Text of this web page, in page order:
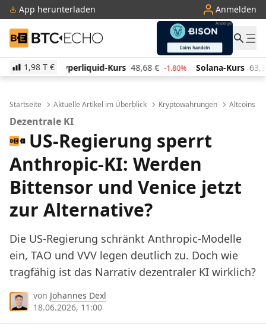
App herunterladen Anmelden
BTC-ECHO
1,98 T €
Kurs 48,68 -1.80% Solana-Kurs 63,36 € -0.80% TRON-Kurs
Startseite Aktuelle Artikel im Überblick Kryptowährungen Altcoins
Dezentrale KI
US-Regierung sperrt
Anthropic-KI: Werden
Bittensor und Venice jetzt
zur Alternative?
Die US-Regierung schränkt Anthropic-Modelle
ein, TAO und VVV legen deutlich zu. Doch wie
tragfähig ist das Narrativ dezentraler KI wirklich?
von Johannes Dexl
18.06.2026, 11:00